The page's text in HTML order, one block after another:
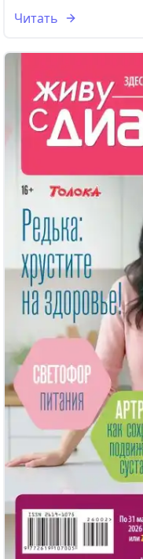
Читать